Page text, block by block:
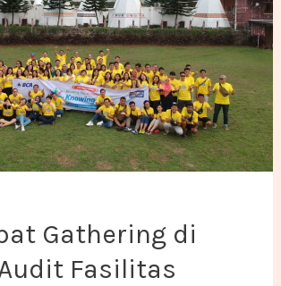
Gathering di
Fasilitas